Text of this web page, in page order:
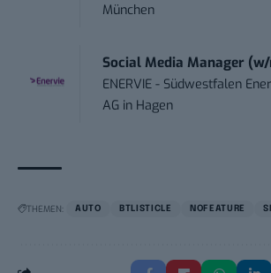
München
Social Media Manager
ENERVIE - Südwestfalen
AG in Hagen
THEMEN: AUTO BTLISTICLE NOFEATURE